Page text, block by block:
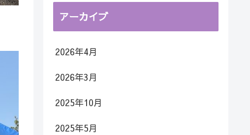
アーカイブ
2026年4月
2026年3月
2025年10月
2025年5月